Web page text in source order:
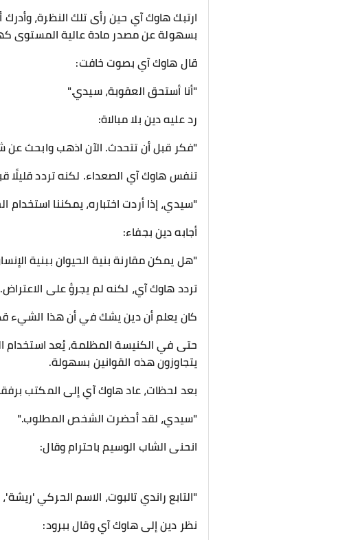
ارتبك هاوك آي حين رأى تلك النظرة،
بسهولة عن مصدر مادة عالية المستوى
قال هاوك آي بصوت خافت:
"أنا أستحق العقوبة، سيدي."
رد عليه دين بلا مبالاة:
"فكر قبل أن تتحدث. الآن اذهب وابحث
تنفس هاوك آي الصعداء. لكنه تردد قليلًا
"سيدي، إذا أردت اختباره، يمكننا استخدام
أجابه دين بجفاء:
"هل يمكن مقارنة بنية الحيوان ببنية
تردد هاوك آي، لكنه لم يجرؤ على
كان يعلم أن دين يشك في أن هذا الشيء
حتى في الكنيسة المظلمة، يُعد استخدام
يتجاوزون هذه القوانين بسهولة.
بعد لحظات، عاد هاوك آي إلى المكتب
"سيدي، لقد أحضرت الشخص المطلوب."
انحنى الشاب الوسيم باحترام وقال:
"التابع راندي تالبوت، الاسم الحركي
نظر دين إلى هاوك آي وقال ببرود: